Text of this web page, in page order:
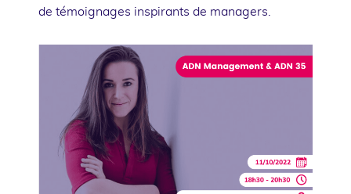
de témoignages inspirants de managers.